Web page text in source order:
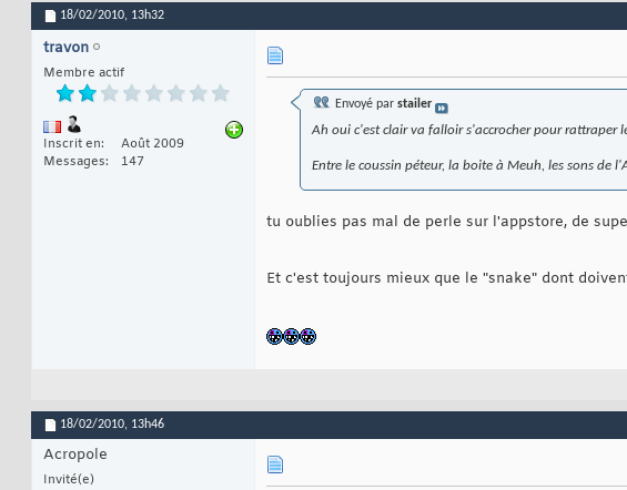
18/02/2010, 13h32
travon
Membre actif
Inscrit en
Août 2009
Messages
147
Envoyé par stailer
Ah oui c'est clair va falloir s'accrocher pour rattraper
Entre le coussin péteur, la boite à Meuh, les sons de
tu oublies pas mal de perle sur l'appstore, de
Et c'est toujours mieux que le "snake" dont
18/02/2010, 13h46
Acropole
Invité(e)